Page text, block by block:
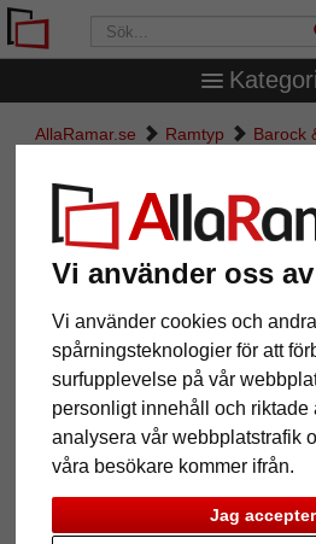
Vi använder oss
Vi använder cookies och andra
spårningsteknologier för att
surfupplevelse på vår
personligt innehåll och riktade
analysera vår webbplatstrafik
våra besökare kommer ifrån.
Jag
AllaRamar.se Ramtyp Barock
Barockram
Tillbaka